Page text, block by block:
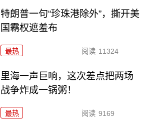
特朗普一句“珍珠港除外”，撕开美
国霸权遮羞布
最热 阅读 11324
里海一声巨响，这次差点把两场
战争炸成一锅粥！
最热 阅读 9169